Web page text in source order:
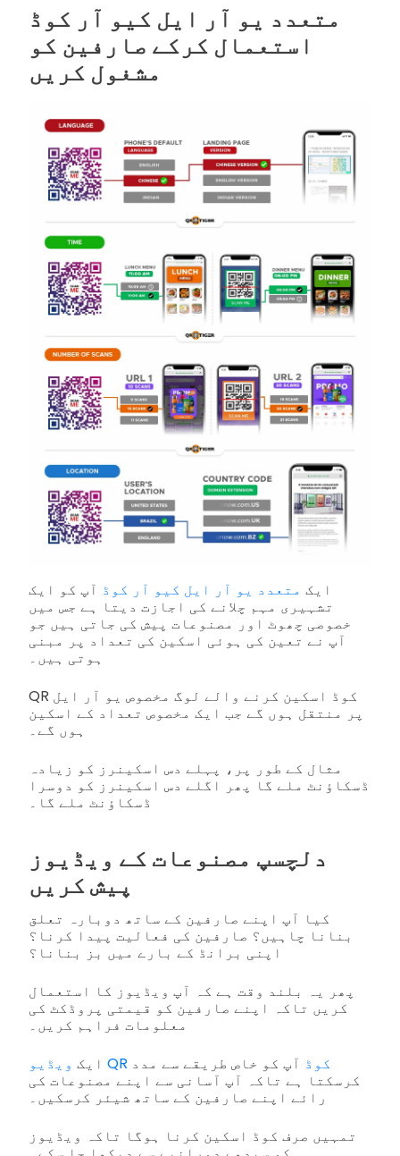
متعدد یو آر ایل کیو آر کوڈ
استعمال کرکے صارفین کو
مشغول کریں
ایک متعدد یو آر ایل کیو آر کوڈ آپ کو ایک
تشہیری مہم چلانے کی اجازت دیتا ہے جس میں
خصوصی چھوٹ اور مصنوعات پیش کی جاتی ہیں جو
آپ نے تعین کی ہوئی اسکین کی تعداد پر مبنی
ہوتی ہیں۔
QR کوڈ اسکین کرنے والے لوگ مخصوص یو آر ایل
پر منتقل ہوں گے جب ایک مخصوص تعداد کے اسکین
ہوں گے۔
مثال کے طور پر، پہلے دس اسکینرز کو زیادہ
ڈسکاؤنٹ ملے گا پھر اگلے دس اسکینرز کو دوسرا
ڈسکاؤنٹ ملے گا۔
دلچسپ مصنوعات کے ویڈیوز
پیش کریں
کیا آپ اپنے صارفین کے ساتھ دوبارہ تعلق
بنانا چاہیں؟ صارفین کی فعالیت پیدا کرنا؟
اپنی برانڈ کے بارے میں بز بنانا؟
پھر یہ بلند وقت ہے کہ آپ ویڈیوز کا استعمال
کریں تاکہ اپنے صارفین کو قیمتی پروڈکٹ کی
معلومات فراہم کریں۔
ایک
ویڈیو QR کوڈ آپ کو خاص طریقے سے مدد
کرسکتا ہے تاکہ آپ آسانی سے اپنے مصنوعات کی
رائے اپنے صارفین کے ساتھ شیئر کرسکیں۔
تمہیں صرف کوڈ اسکین کرنا ہوگا تاکہ ویڈیوز